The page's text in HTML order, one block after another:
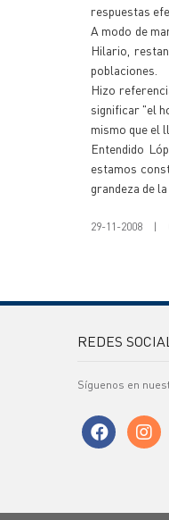
respuestas
A modo de
Hilario,
poblaciones.
Hizo
significar "el
mismo que el
Entendido
estamos
grandeza de
29-11-2008 |
REDES
Síguenos en